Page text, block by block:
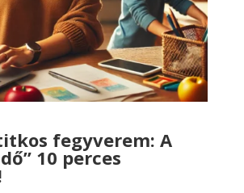
fegyverem: A
10 perces